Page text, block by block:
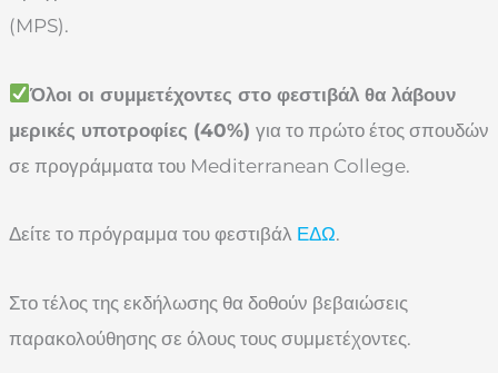
(MPS).
Όλοι οι συμμετέχοντες στο φεστιβάλ θα λάβουν
μερικές υποτροφίες (40%) για το πρώτο έτος σπουδών
σε προγράμματα του Mediterranean College.
Δείτε το πρόγραμμα του φεστιβάλ ΕΔΩ.
Στο τέλος της εκδήλωσης θα δοθούν βεβαιώσεις
παρακολούθησης σε όλους τους συμμετέχοντες.